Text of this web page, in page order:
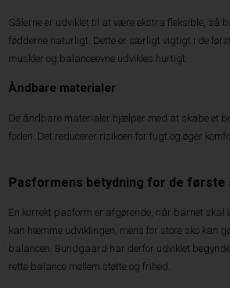
Sålerne er udviklet til at være ekstra fleksible, så
fødderne naturligt. Dette er særligt vigtigt i de
muskler og balanceevne udvikles hurtigt.
Åndbare materialer
De åndbare materialer hjælper med at skabe et
foden. Det reducerer risikoen for fugt og øger
Pasformens betydning for de første
En korrekt pasform er afgørende, når barnet skal
kan hæmme udviklingen, mens for store sko kan
balancen. Bundgaard har derfor udviklet
rette balance mellem støtte og frihed.